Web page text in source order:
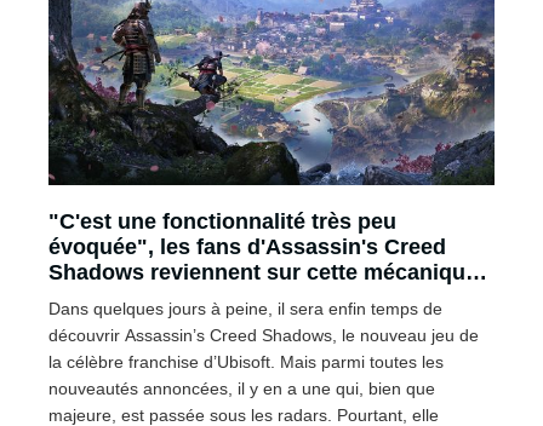
"C'est une fonctionnalité très peu
évoquée", les fans d'Assassin's Creed
Shadows reviennent sur cette mécanique
qui pourrait tout changer pour le monde
ouvert
Dans quelques jours à peine, il sera enfin temps de
découvrir Assassin’s Creed Shadows, le nouveau jeu de
la célèbre franchise d’Ubisoft. Mais parmi toutes les
nouveautés annoncées, il y en a une qui, bien que
majeure, est passée sous les radars. Pourtant, elle